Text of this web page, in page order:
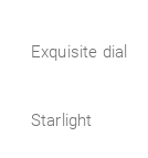
Exquisite dial
Starlight